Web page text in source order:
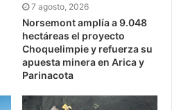
7 agosto, 2026
Norsemont amplía a 9.048
hectáreas el proyecto
Choquelimpie y refuerza su
apuesta minera en Arica y
Parinacota